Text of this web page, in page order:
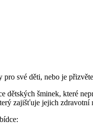
pro své děti, nebo je
dětských šminek, které
zajišťuje jejich zdravotní